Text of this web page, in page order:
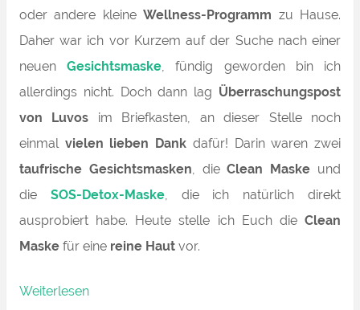
oder andere kleineWellness-Programm zu Hause.
Daher war ich vor Kurzem auf der Suche nach einer
neuenGesichtsmaske, fündig geworden bin ich
allerdings nicht. Doch dann lag Überraschungspost
von Luvos im Briefkasten, an dieser Stelle noch
einmal vielen lieben Dank dafür! Darin waren zwei
taufrische Gesichtsmasken, dieClean Maske und
die SOS-Detox-Maske, die ich natürlich direkt
ausprobiert habe. Heute stelle ich Euch die Clean
Maske für eine reine Haut vor.
Weiterlesen„Frisch